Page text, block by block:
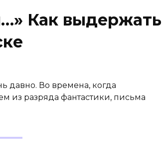
Как выдержать
давно. Во времена, когда
из разряда фантастики, письма